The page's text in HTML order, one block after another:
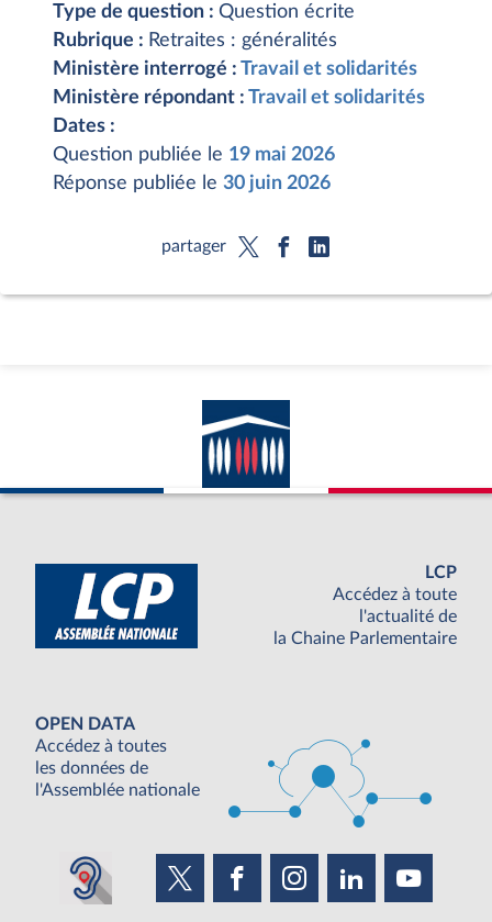
Type de question : Question écrite
Rubrique : Retraites : généralités
Ministère interrogé : Travail et solidarités
Ministère répondant : Travail et solidarités
Dates :
Question publiée le 19 mai 2026
Réponse publiée le 30 juin 2026
partager
LCP
Accédez à toute
l'actualité de
la Chaine Parlementaire
OPEN DATA
Accédez à toutes
les données de
l'Assemblée nationale